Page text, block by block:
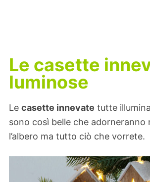
Le casette
luminose
Le casette innevate tutte
sono così belle che adorneranno
l’albero ma tutto ciò che vorrete.